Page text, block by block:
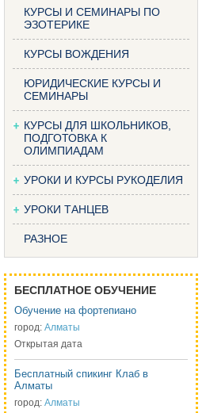
КУРСЫ И СЕМИНАРЫ ПО
ЭЗОТЕРИКЕ
КУРСЫ ВОЖДЕНИЯ
ЮРИДИЧЕСКИЕ КУРСЫ И
СЕМИНАРЫ
КУРСЫ ДЛЯ ШКОЛЬНИКОВ,
ПОДГОТОВКА К
ОЛИМПИАДАМ
УРОКИ И КУРСЫ РУКОДЕЛИЯ
УРОКИ ТАНЦЕВ
РАЗНОЕ
БЕСПЛАТНОЕ ОБУЧЕНИЕ
Обучение на фортепиано
город: Алматы
Открытая дата
Бесплатный спикинг Клаб в
Алматы
город: Алматы